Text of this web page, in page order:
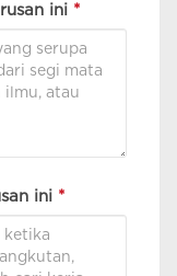
ini *
ini *